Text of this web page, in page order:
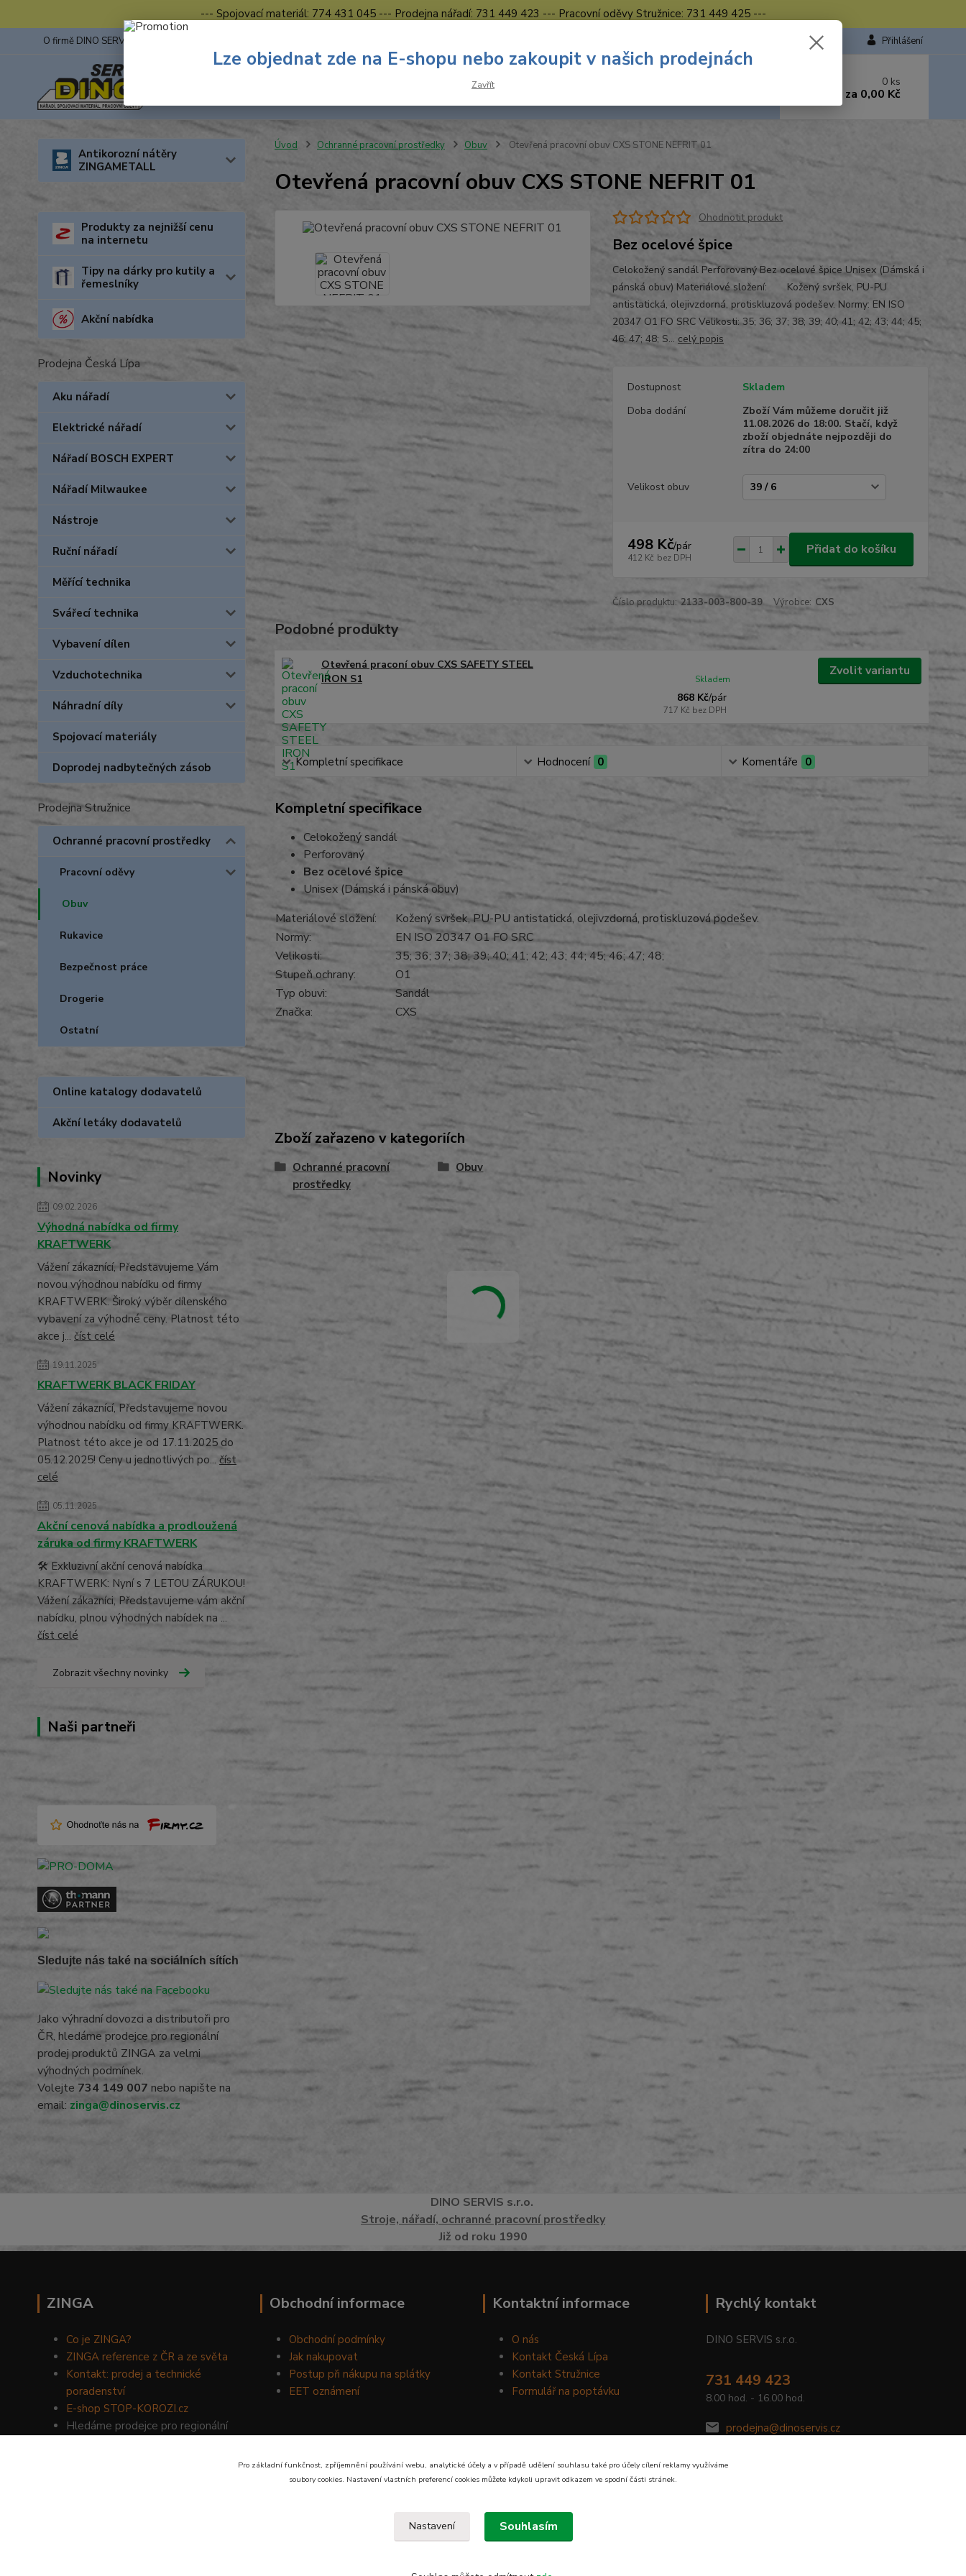
--- Spojovací materiál: 774 431 045 --- Prodejna nářadí: 731 449 423 --- Pracovní oděvy Stružnice: 731 449 425 ---
O firmě DINO SERVIS s.r.o. Přihlášení
Hledat
Nevíte si rady? Zavolejte.
0 ks
za 0,00 Kč
Antikorozní nátěry
ZINGAMETALL
Produkty za nejnižší cenu
na internetu
Tipy na dárky pro kutily a
řemeslníky
Akční nabídka
Prodejna Česká Lípa
Aku nářadí
Elektrické nářadí
Nářadí BOSCH EXPERT
Nářadí Milwaukee
Nástroje
Ruční nářadí
Měřící technika
Svářecí technika
Vybavení dílen
Vzduchotechnika
Náhradní díly
Spojovací materiály
Doprodej nadbytečných zásob
Prodejna Stružnice
Ochranné pracovní prostředky
Pracovní oděvy
Obuv
Rukavice
Bezpečnost práce
Drogerie
Ostatní
Online katalogy dodavatelů
Akční letáky dodavatelů
Novinky
09.02.2026
Výhodná nabídka od firmy
KRAFTWERK
Vážení zákaznící, Představujeme Vám
novou výhodnou nabídku od firmy
KRAFTWERK. Široký výběr dílenského
vybavení za výhodné ceny. Platnost této
akce j... číst celé
19.11.2025
KRAFTWERK BLACK FRIDAY
Vážení zákaznící, Představujeme novou
výhodnou nabídku od firmy KRAFTWERK.
Platnost této akce je od 17.11.2025 do
05.12.2025! Ceny u jednotlivých po... číst
celé
05.11.2025
Akční cenová nabídka a prodloužená
záruka od firmy KRAFTWERK
🛠️ Exkluzivní akční cenová nabídka
KRAFTWERK: Nyní s 7 LETOU ZÁRUKOU!
Vážení zákazníci, Představujeme vám akční
nabídku, plnou výhodných nabídek na ...
číst celé
Zobrazit všechny novinky
Naši partneři
Sledujte nás také na sociálních sítích
Jako výhradní dovozci a distributoři pro
ČR, hledáme prodejce pro regionální
prodej produktů ZINGA za velmi
výhodných podmínek.
Volejte 734 149 007 nebo napište na
email: zinga@dinoservis.cz
Úvod Ochranné pracovní prostředky Obuv Otevřená pracovní obuv CXS STONE NEFRIT 01
Otevřená pracovní obuv CXS STONE NEFRIT 01
Ohodnotit produkt
Bez ocelové špice
Celokožený sandál Perforovaný Bez ocelové špice Unisex (Dámská i
pánská obuv) Materiálové složení: Kožený svršek, PU-PU
antistatická, olejivzdorná, protiskluzová podešev. Normy: EN ISO
20347 O1 FO SRC Velikosti: 35; 36; 37; 38; 39; 40; 41; 42; 43; 44; 45;
46; 47; 48; S... celý popis
Dostupnost
Skladem
Doba dodání
Zboží Vám můžeme doručit již
11.08.2026 do 18:00. Stačí, když
zboží objednáte nejpozději do
zítra do 24:00
Velikost obuv
498 Kč/pár
412 Kč bez DPH
Přidat do košíku
Číslo produktu: 2133-003-800-39 Výrobce: CXS
Podobné produkty
Otevřená praconí obuv CXS SAFETY STEEL
IRON S1
868 Kč/pár
717 Kč bez DPH
Skladem
Zvolit variantu
Kompletní specifikace Hodnocení 0 Komentáře 0
Kompletní specifikace
Celokožený sandál
Perforovaný
Bez ocelové špice
Unisex (Dámská i pánská obuv)
Materiálové složení:
Kožený svršek, PU-PU antistatická, olejivzdorná, protiskluzová podešev.
Normy:
EN ISO 20347 O1 FO SRC
Velikosti:
35; 36; 37; 38; 39; 40; 41; 42; 43; 44; 45; 46; 47; 48;
Stupeň ochrany:
O1
Typ obuvi:
Sandál
Značka:
CXS
Zboží zařazeno v kategoriích
Ochranné pracovní
prostředky
Obuv
DINO SERVIS s.r.o.
Stroje, nářadí, ochranné pracovní prostředky
Již od roku 1990
ZINGA
Co je ZINGA?
ZINGA reference z ČR a ze světa
Kontakt: prodej a technické
poradenství
E-shop STOP-KOROZI.cz
Hledáme prodejce pro regionální
Obchodní informace
Obchodní podmínky
Jak nakupovat
Postup při nákupu na splátky
EET oznámení
Kontaktní informace
O nás
Kontakt Česká Lípa
Kontakt Stružnice
Formulář na poptávku
Rychlý kontakt
DINO SERVIS s.r.o.
731 449 423
8.00 hod. - 16.00 hod.
prodejna@dinoservis.cz
Lze objednat zde na E-shopu nebo zakoupit v našich prodejnách
Zavřít
Pro základní funkčnost, zpříjemnění používání webu, analytické účely a v případě udělení souhlasu také pro účely cílení reklamy využíváme
soubory cookies. Nastavení vlastních preferencí cookies můžete kdykoli upravit odkazem ve spodní části stránek.
Nastavení Souhlasím